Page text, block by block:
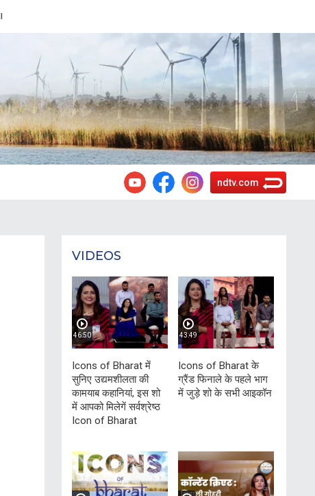
ndtv.com
VIDEOS
46:50
Icons of Bharat में
सुनिए उद्यमशीलता की
कामयाब कहानियां, इस शो
में आपको मिलेगें सर्वश्रेष्ठ
Icon of Bharat
43:49
Icons of Bharat के
ग्रैंड फिनाले के पहले भाग
में जुड़े शो के सभी आइकॉन